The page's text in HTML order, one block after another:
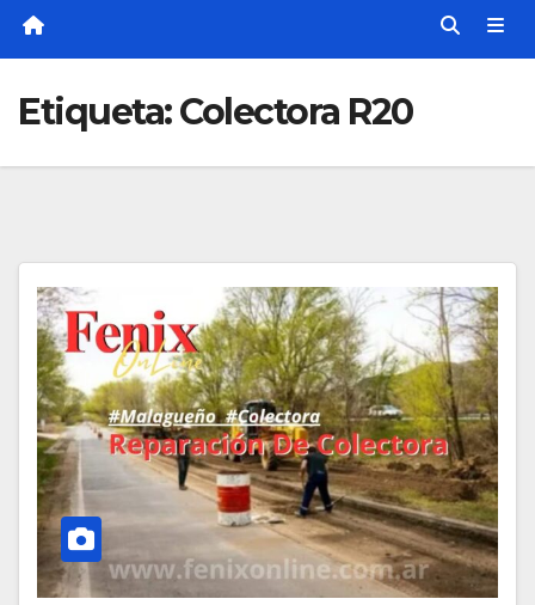
Etiqueta:Colectora R20